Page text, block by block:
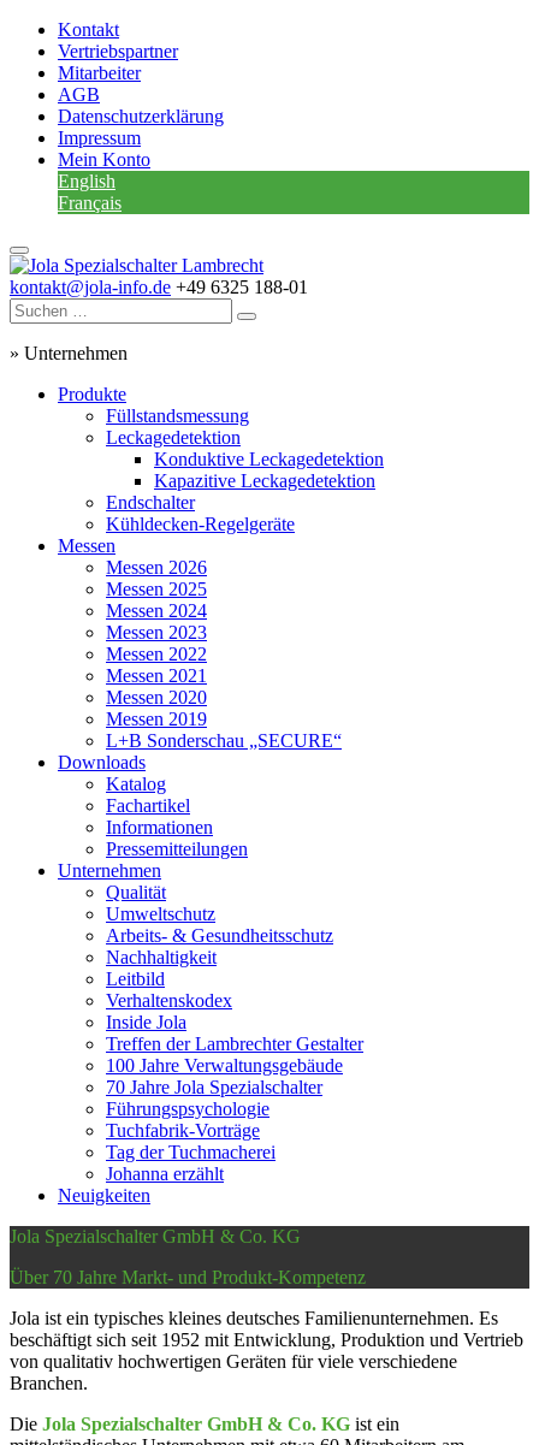
Kontakt
Vertriebspartner
Mitarbeiter
AGB
Datenschutzerklärung
Impressum
Mein Konto
English
Français
kontakt@jola-info.de +49 6325 188-01
» Unternehmen
Produkte
Füllstandsmessung
Leckagedetektion
Konduktive Leckagedetektion
Kapazitive Leckagedetektion
Endschalter
Kühldecken-Regelgeräte
Messen
Messen 2026
Messen 2025
Messen 2024
Messen 2023
Messen 2022
Messen 2021
Messen 2020
Messen 2019
L+B Sonderschau „SECURE“
Downloads
Katalog
Fachartikel
Informationen
Pressemitteilungen
Unternehmen
Qualität
Umweltschutz
Arbeits- & Gesundheitsschutz
Nachhaltigkeit
Leitbild
Verhaltenskodex
Inside Jola
Treffen der Lambrechter Gestalter
100 Jahre Verwaltungsgebäude
70 Jahre Jola Spezialschalter
Führungspsychologie
Tuchfabrik-Vorträge
Tag der Tuchmacherei
Johanna erzählt
Neuigkeiten
Jola Spezialschalter GmbH & Co. KG
Über 70 Jahre Markt- und Produkt-Kompetenz
Jola ist ein typisches kleines deutsches Familienunternehmen. Es
beschäftigt sich seit 1952 mit Entwicklung, Produktion und Vertrieb
von qualitativ hochwertigen Geräten für viele verschiedene
Branchen.
Die Jola Spezialschalter GmbH & Co. KG ist ein